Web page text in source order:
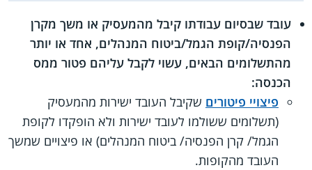
עובד שבסיום עבודתו קיבל מהמעסיק או משך מקרן
הפנסיה/קופת הגמל/ביטוח המנהלים, אחד או יותר
מהתשלומים הבאים, עשוי לקבל עליהם פטור ממס
הכנסה:
פיצויי פיטורים שקיבל העובד ישירות מהמעסיק
(תשלומים ששולמו לעובד ישירות ולא הופקדו לקופת
הגמל/ קרן הפנסיה/ ביטוח המנהלים) או פיצויים שמשך
העובד מהקופות.